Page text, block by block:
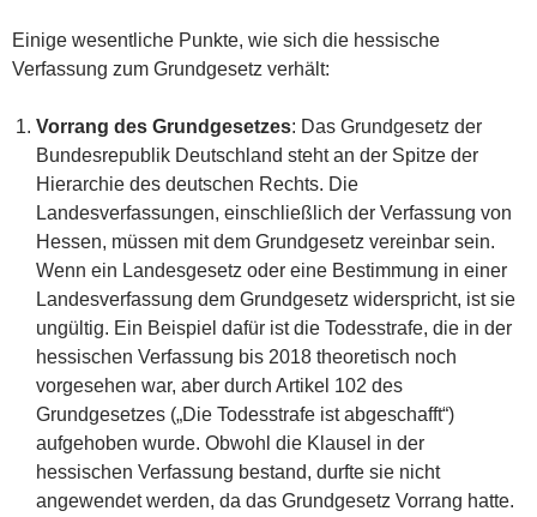
Einige wesentliche Punkte, wie sich die hessische
Verfassung zum Grundgesetz verhält:
Vorrang des Grundgesetzes: Das Grundgesetz der
Bundesrepublik Deutschland steht an der Spitze der
Hierarchie des deutschen Rechts. Die
Landesverfassungen, einschließlich der Verfassung von
Hessen, müssen mit dem Grundgesetz vereinbar sein.
Wenn ein Landesgesetz oder eine Bestimmung in einer
Landesverfassung dem Grundgesetz widerspricht, ist sie
ungültig. Ein Beispiel dafür ist die Todesstrafe, die in der
hessischen Verfassung bis 2018 theoretisch noch
vorgesehen war, aber durch Artikel 102 des
Grundgesetzes („Die Todesstrafe ist abgeschafft“)
aufgehoben wurde. Obwohl die Klausel in der
hessischen Verfassung bestand, durfte sie nicht
angewendet werden, da das Grundgesetz Vorrang hatte.